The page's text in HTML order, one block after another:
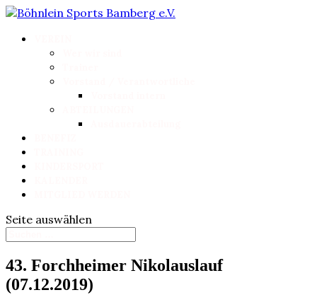
Seite auswählen
43. Forchheimer Nikolauslauf
(07.12.2019)